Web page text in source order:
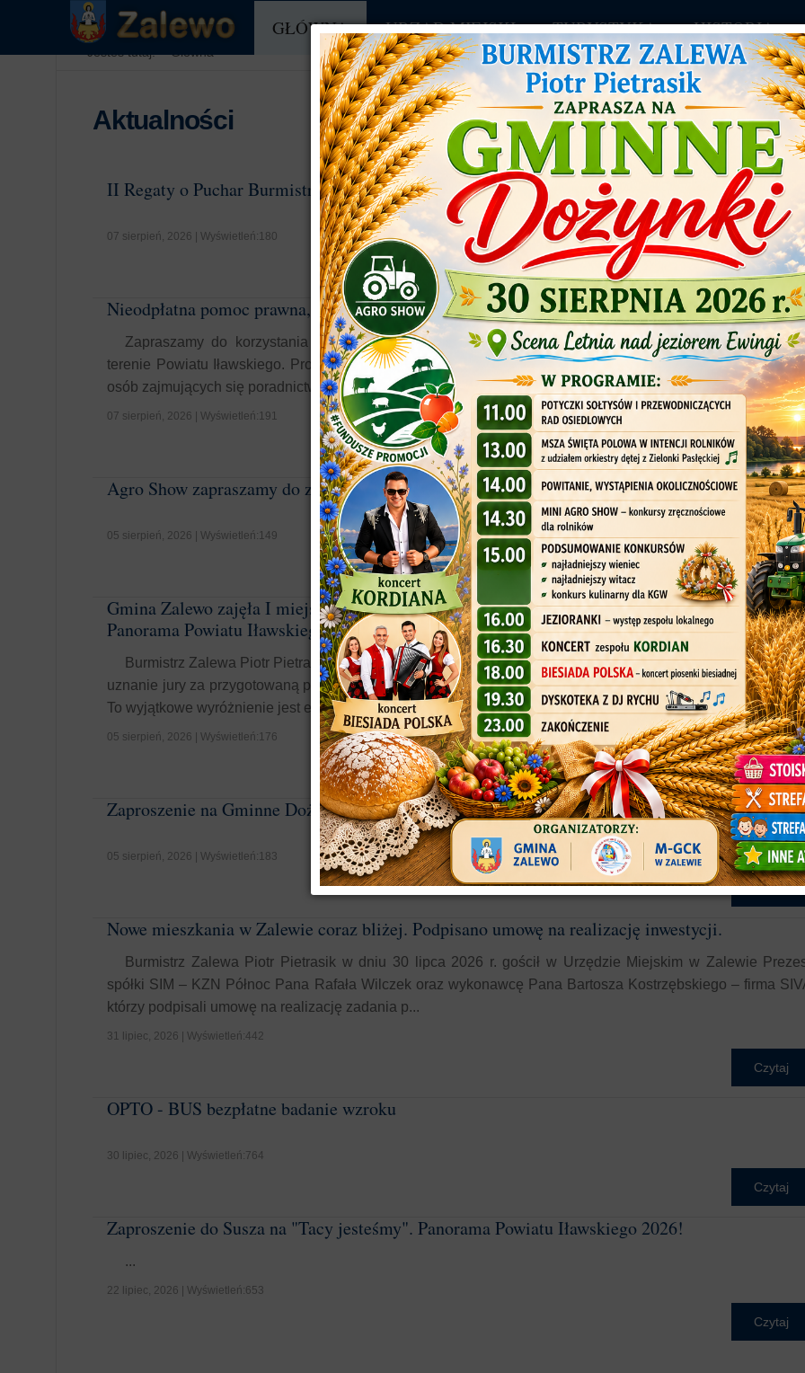
GŁÓWNA URZĄD MIEJSKI TURYSTYKA HISTORIA
Jesteś tutaj: Główna
Aktualności
II Regaty o Puchar Burmistrza Zalewa, III Eliminacje Żeglarskiego Pucharu Jezioraka
07 sierpień, 2026 | Wyświetleń:180
Czytaj
Nieodpłatna pomoc prawna, poradnictwo obywatelskie, mediacja oraz edukacja prawna
Zapraszamy do korzystania z punktów nieodpłatnej pomocy prawnej i poradnictwa obywatelskiego
terenie Powiatu Iławskiego. Profesjonalna i darmowa pomoc radców prawnych, adwokatów, mediatorów
osób zajmujących się poradnictwem obywatelskim. ...
07 sierpień, 2026 | Wyświetleń:191
Czytaj
Agro Show zapraszamy do zapisów
05 sierpień, 2026 | Wyświetleń:149
Czytaj
Gmina Zalewo zajęła I miejsce podczas prezentacji gmin w ramach wydarzenia ”Tacy
Panorama Powiatu Iławskiego 2026”!
Burmistrz Zalewa Piotr Pietrasik miał zaszczyt odebrać nagrodę za zwycięstwo Gminy Zalewo, która
uznanie jury za przygotowaną prezentację oraz stoisko promocyjne. Nagrodą za zajęcie I miejsca jest 3 000
To wyjątkowe wyróżnienie jest efekt...
05 sierpień, 2026 | Wyświetleń:176
Czytaj
Zaproszenie na Gminne Dożynki
05 sierpień, 2026 | Wyświetleń:183
Czytaj
Nowe mieszkania w Zalewie coraz bliżej. Podpisano umowę na realizację inwestycji.
Burmistrz Zalewa Piotr Pietrasik w dniu 30 lipca 2026 r. gościł w Urzędzie Miejskim w Zalewie
spółki SIM – KZN Północ Pana Rafała Wilczek oraz wykonawcę Pana Bartosza Kostrzębskiego – firma
którzy podpisali umowę na realizację zadania p...
31 lipiec, 2026 | Wyświetleń:442
Czytaj
OPTO - BUS bezpłatne badanie wzroku
30 lipiec, 2026 | Wyświetleń:764
Czytaj
Zaproszenie do Susza na "Tacy jesteśmy". Panorama Powiatu Iławskiego 2026!
...
22 lipiec, 2026 | Wyświetleń:653
Czytaj